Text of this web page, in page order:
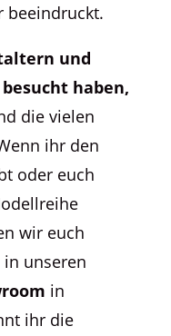
beeindruckt.
und
haben,
die vielen
ihr den
oder euch
wir euch
unseren
in
ihr die